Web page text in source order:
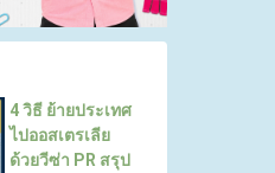
4 วิธี ย้ายประเทศ
ไปออสเตรเลีย
ด้วยวีซ่า PR สรุป